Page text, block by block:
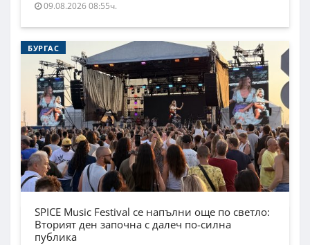
09.08.2026 08:55ч.
БУРГАС
SPICE Music Festival се напълни още по светло:
Вторият ден започна с далеч по-силна
публика